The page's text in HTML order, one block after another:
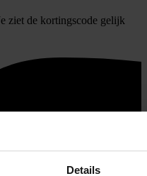
Details
ziet de kortingscode gelijk